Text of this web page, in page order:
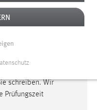
WEBIS
Zeit ein und
schreiben. Wir
Prüfungszeit
grundlegende
Funktion der